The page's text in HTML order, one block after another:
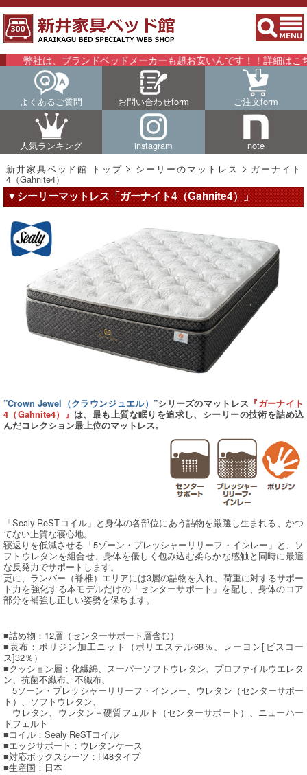
、ブランドベッドメーカーも超お安いんです！！詳細はこちらをご
よくあるご質問 お問い合わせform ご注文form
人気ランキング instagram
note
新井家具ベッド館 トップ
シーリーのマットレス ガーナイト
4（Gahnite4）
▼シーリーマットレス「ガーナイト4（Gahnite4）」
”Crown Jewel（クラウンジュエル）”シリーズのマットレス 『ガーナイト
4（Gahnite4）』 は、最も上質な眠りを追求し、シーリーの技術を詰め込
んだコレクション最上位のマットレス。
「Sealy ReSTコイル」と身体の各部位にあう詰物を厳選し生まれる、かつ
てない上質な寝心地。
寝返りを低減させる「5ゾーン・プレッシャーリリーフ・インレー」と、ソ
フトウレタンを組合せ、身体を優しく包み込む柔らかな感触と同時に最適
な反発力でサポートします。
更に、ランバー（脊椎）エリアには3層の詰物を入れ、荷重に対するサポー
ト力を強化する本モデルだけの「センターサポート」を配し、身体のコア
部分を補強し正しい姿勢を保ちます。
■詰め物：12層（センターサポート層含む）
■表布：ポリジン加工ニット（ポリエステル68％、レーヨン[ビスコー
ス]32％）
■クッション層：化繊綿、スーパーソフトウレタン、プロファイルウエレタ
ン、抗菌不織布、不織布、
5ソーン・プレッシャーリリーフ・インレー、ウレタン（センターサポー
ト）、ソフトウレタン、
ウレタン、ウレタン＋硬質フェルト（センターサポート）、ニューハー
ドフェルト
■コイル：Sealy ReSTコイル
■エッジサポート：ウレタンケース
■対応ボックスシーツ：H48タイプ
■生産国：日本